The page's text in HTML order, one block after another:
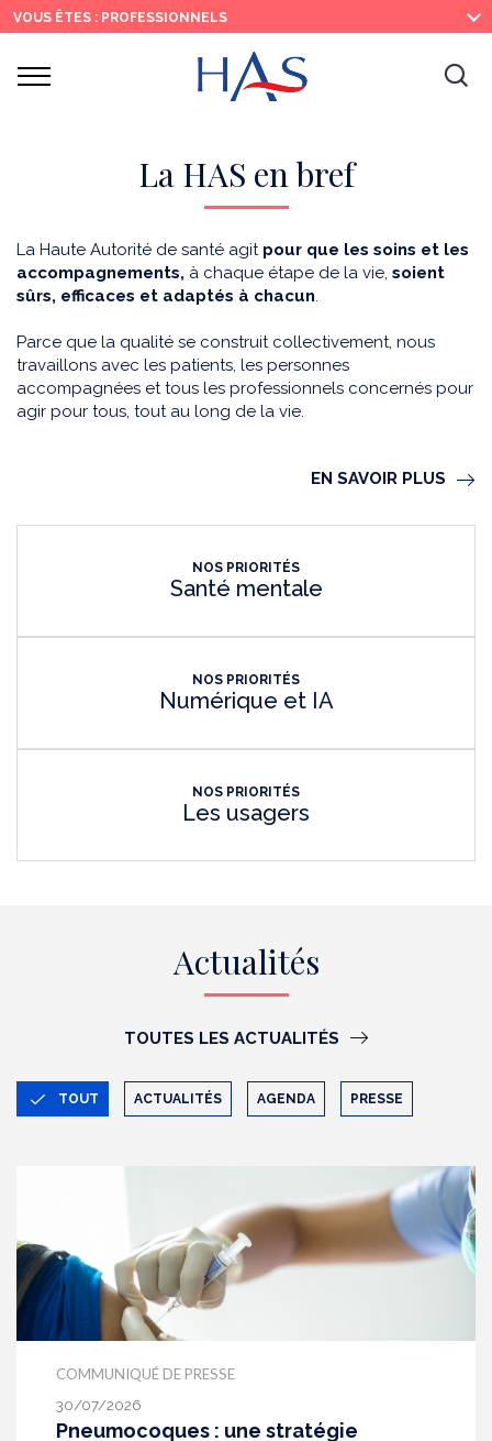
Recherche
Menu
principal
Contenu
principal
VOUS ÊTES : PROFESSIONNELS
Ouvrir
La HAS en bref
La Haute Autorité de santé agit pour que les soins et les
accompagnements, à chaque étape de la vie, soient
sûrs, efficaces et adaptés à chacun.
Parce que la qualité se construit collectivement, nous
travaillons avec les patients, les personnes
accompagnées et tous les professionnels concernés pour
agir pour tous, tout au long de la vie.
EN SAVOIR PLUS
NOS PRIORITÉS
Santé mentale
NOS PRIORITÉS
Numérique et IA
NOS PRIORITÉS
Les usagers
Actualités
TOUTES LES ACTUALITÉS
TOUT ACTUALITÉS AGENDA PRESSE
COMMUNIQUÉ DE PRESSE
30/07/2026
Pneumocoques : une stratégie